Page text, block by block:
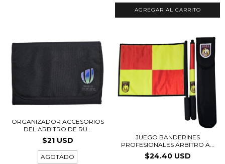
ORGANIZADOR ACCESORIOS
DEL ARBITRO DE RU...
$21 USD
AGOTADO
JUEGO BANDERINES
PROFESIONALES ARBITRO A...
$24.40 USD